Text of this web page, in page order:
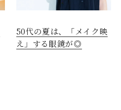
50代の夏は、「メイク映
え」する眼鏡が◎